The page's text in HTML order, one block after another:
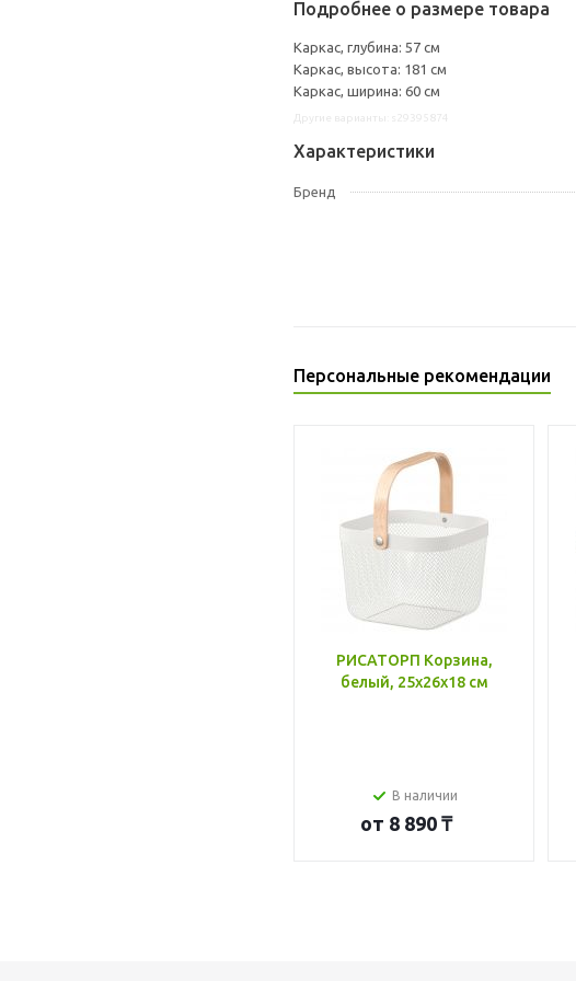
Подробнее о размере товара
Каркас, глубина: 57 см
Каркас, высота: 181 см
Каркас, ширина: 60 см
Характеристики
Бренд
Персональные рекомендации
РИСАТОРП Корзина,
белый, 25x26x18 см
В наличии
от 8 890 ₸